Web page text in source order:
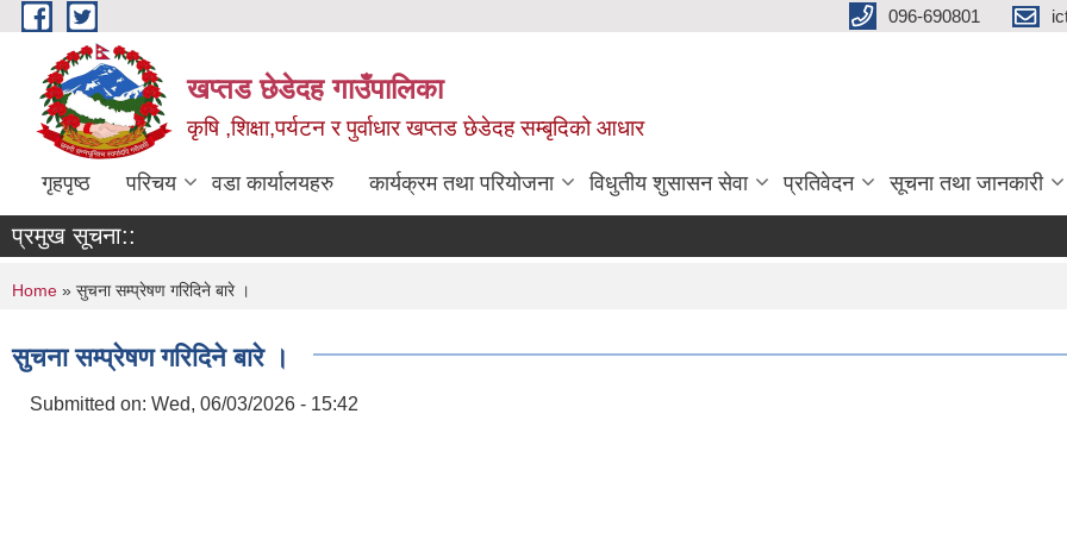
Skip to main content 096-690801
खप्तड छेडेदह गाउँपालिका
कृषि ,शिक्षा,पर्यटन र पुर्वाधार खप्तड छेडेदह सम्बृदिको आधार
गृहपृष्ठ परिचय वडा कार्यालयहरु कार्यक्रम तथा परियोजना विधुतीय शुसासन सेवा प्रतिवेदन सूचना तथा जानकारी
प्रमुख सूचना::
You are here
Home » सुचना सम्प्रेषण गरिदिने बारे ।
सुचना सम्प्रेषण गरिदिने बारे ।
Submitted on: Wed, 06/03/2026 - 15:42